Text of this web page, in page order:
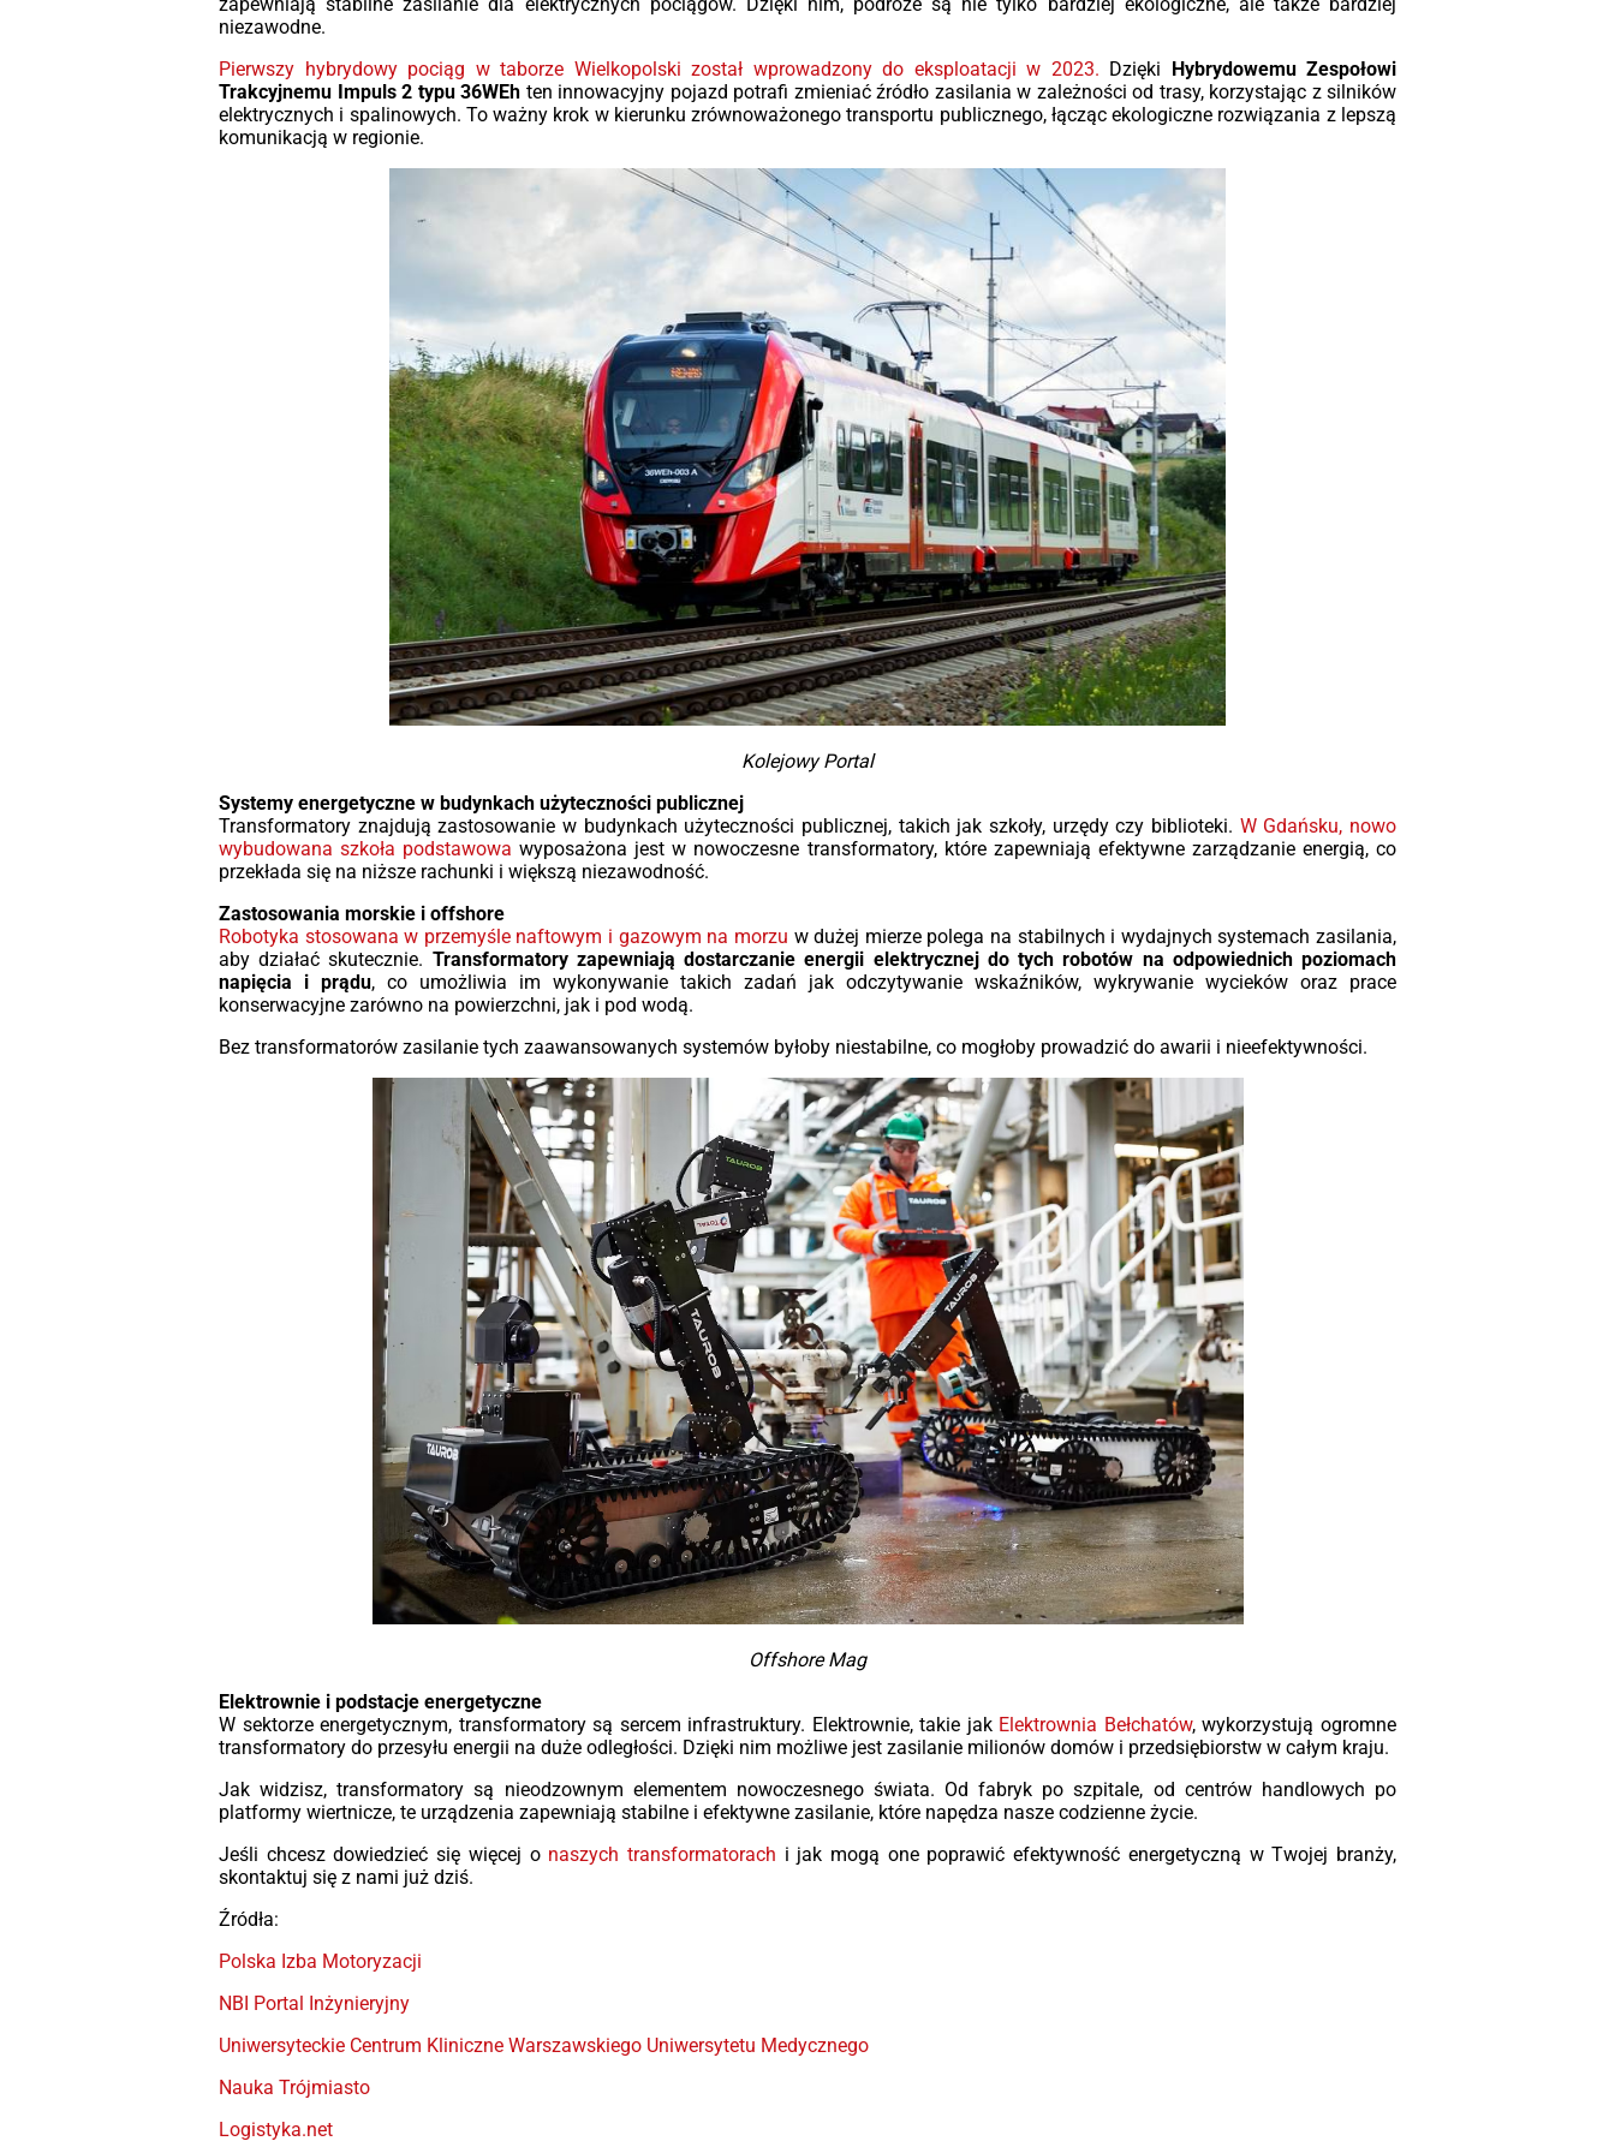
na wstrząsy i drgania, a dzięki zwartej
konstrukcji łatwo je zintegrować w stacjach
kontenerowych czy ciasnych
*W zależności od konfiguracji
niezawodne.
Pierwszy hybrydowy pociąg w taborze Wielkopolski został wprowadzony do eksploatacji w 2023. Dzięki
Hybrydowemu Zespołowi
Trakcyjnemu Impuls 2 typu 36WEh ten innowacyjny pojazd potrafi zmieniać źródło zasilania w zależności od trasy, korzystając z silników
elektrycznych i spalinowych. To ważny krok w kierunku zrównoważonego transportu publicznego, łącząc ekologiczne rozwiązania z lepszą
komunikacją w regionie.
Kolejowy Portal
Systemy energetyczne w budynkach użyteczności publicznej
Transformatory znajdują zastosowanie w budynkach użyteczności publicznej, takich jak szkoły, urzędy czy biblioteki. W Gdańsku, nowo
wybudowana szkoła podstawowa wyposażona jest w nowoczesne transformatory, które zapewniają efektywne zarządzanie energią, co
przekłada się na niższe rachunki i większą niezawodność.
Zastosowania morskie i offshore
Robotyka stosowana w przemyśle naftowym i gazowym na morzu w dużej mierze polega na stabilnych i wydajnych systemach zasilania,
aby działać skutecznie. Transformatory zapewniają dostarczanie energii elektrycznej do tych robotów na odpowiednich poziomach
napięcia i prądu, co umożliwia im wykonywanie takich zadań jak odczytywanie wskaźników, wykrywanie wycieków oraz prace
konserwacyjne zarówno na powierzchni, jak i pod wodą.
Bez transformatorów zasilanie tych zaawansowanych systemów byłoby niestabilne, co mogłoby prowadzić do awarii i nieefektywności.
Offshore Mag
Elektrownie i podstacje energetyczne
W sektorze energetycznym, transformatory są sercem infrastruktury. Elektrownie, takie jak Elektrownia Bełchatów, wykorzystują ogromne
transformatory do przesyłu energii na duże odległości. Dzięki nim możliwe jest zasilanie milionów domów i przedsiębiorstw w całym kraju.
Jak widzisz, transformatory są nieodzownym elementem nowoczesnego świata. Od fabryk po szpitale, od centrów handlowych po
platformy wiertnicze, te urządzenia zapewniają stabilne i efektywne zasilanie, które napędza nasze codzienne życie.
Jeśli chcesz dowiedzieć się więcej o naszych transformatorach i jak mogą one poprawić efektywność energetyczną w Twojej branży,
skontaktuj się z nami już dziś.
Źródła:
Polska Izba Motoryzacji
NBI Portal Inżynieryjny
Uniwersyteckie Centrum Kliniczne Warszawskiego Uniwersytetu Medycznego
Nauka Trójmiasto
Logistyka.net